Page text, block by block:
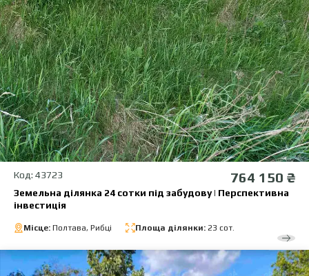
Код: 43723 764 150 ₴
Земельна ділянка 24 сотки під забудову | Перспективна
інвестиція
Місце: Полтава, Рибці Площа ділянки: 23 сот.